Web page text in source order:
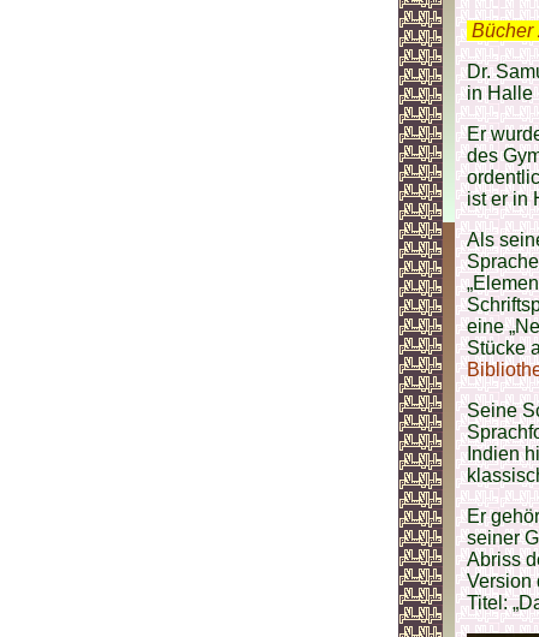
Bücher
Dr.
in Halle
Er
des
ist er in
Als
eine
Stücke
Seine
Indien
Er
seiner
Abriss
Version
Titel: